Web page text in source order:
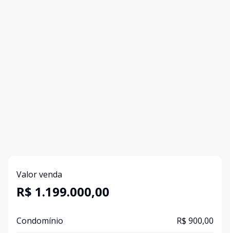
Valor venda
R$ 1.199.000,00
Condomínio R$ 900,00